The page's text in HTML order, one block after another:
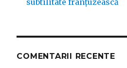
subtilitate franțuzească
COMENTARII RECENTE